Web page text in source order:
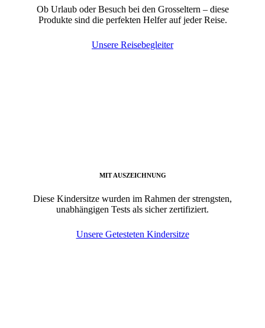
Ob Urlaub oder Besuch bei den Grosseltern – diese
Produkte sind die perfekten Helfer auf jeder Reise.
Unsere Reisebegleiter
MIT AUSZEICHNUNG
Diese Kindersitze wurden im Rahmen der strengsten,
unabhängigen Tests als sicher zertifiziert.
Unsere Getesteten Kindersitze